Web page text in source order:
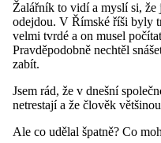
Žalářník to vidí a myslí si, že
odejdou. V Římské říši byly
velmi tvrdé a on musel
Pravděpodobně nechtěl
zabít.
Jsem rád, že v dnešní
netrestají a že člověk
Ale co udělal špatně? Co